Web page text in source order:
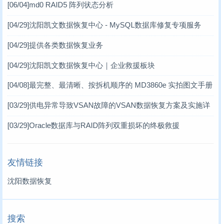
小型机数据恢复(1)
台式机数据恢复案例(14)
笔记本数据恢复案例(3)
[06/04]md0 RAID5 阵列状态分析
[04/29]沈阳凯文数据恢复中心 - MySQL数据库修复专项服务
[04/29]提供各类数据恢复业务
[04/29]沈阳凯文数据恢复中心｜企业救援板块
[04/08]最完整、最清晰、按拆机顺序的 MD3860e 实拍图文手册
MD3860e / MD3060e
[03/29]供电异常导致VSAN故障的VSAN数据恢复方案及实施详
情 一、VSAN分布式存储架构简介
[03/29]Oracle数据库与RAID阵列双重损坏的终极救援
友情链接
沈阳数据恢复
搜索